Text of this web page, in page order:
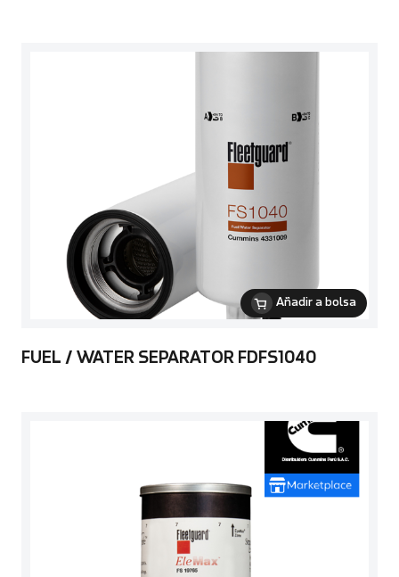
Añadir a bolsa
FUEL / WATER SEPARATOR FDFS1040